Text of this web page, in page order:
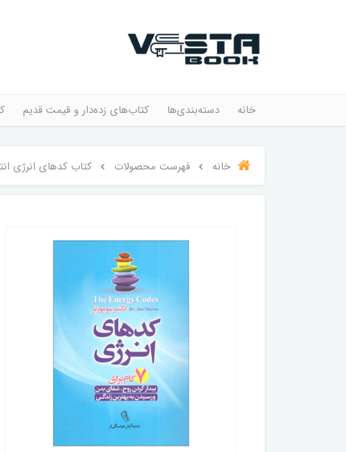
خانه دسته‌بندی‌ها کتاب‌های زده‌دار و قیمت قدیم
خانه فهرست محصولات کتاب کدهای انرژی